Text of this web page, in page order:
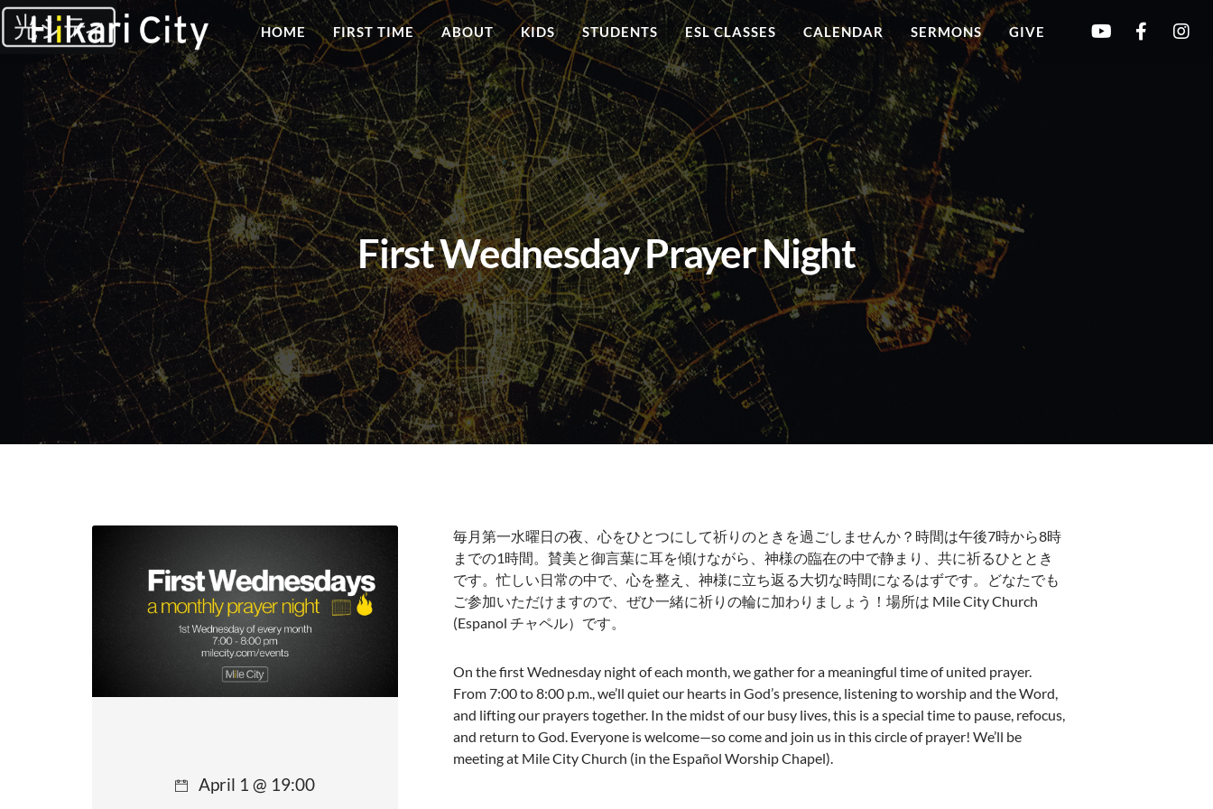
HOME FIRST TIME ABOUT KIDS STUDENTS ESL CLASSES CALENDAR SERMONS GIVE
First Wednesday Prayer Night
毎月第一水曜日の夜、心をひとつにして祈りのときを過ごしませんか？時間は午後7時から8時
までの1時間。賛美と御言葉に耳を傾けながら、神様の臨在の中で静まり、共に祈るひととき
です。忙しい日常の中で、心を整え、神様に立ち返る大切な時間になるはずです。どなたでも
ご参加いただけますので、ぜひ一緒に祈りの輪に加わりましょう！場所は Mile City Church
(Espanol チャペル）です。
On the first Wednesday night of each month, we gather for a meaningful time of united prayer.
From 7:00 to 8:00 p.m., we’ll quiet our hearts in God’s presence, listening to worship and the Word,
and lifting our prayers together. In the midst of our busy lives, this is a special time to pause, refocus,
and return to God. Everyone is welcome—so come and join us in this circle of prayer! We’ll be
meeting at Mile City Church (in the Español Worship Chapel).
April 1 @ 19:00